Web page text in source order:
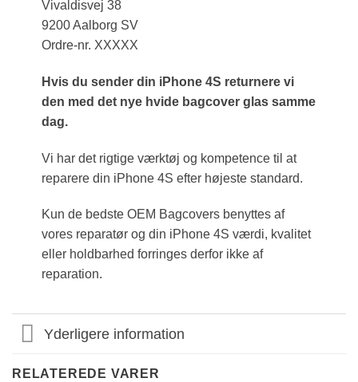
Vivaldisvej 38
9200 Aalborg SV
Ordre-nr. XXXXX
Hvis du sender din iPhone 4S returnere vi
den med det nye hvide bagcover glas samme
dag.
Vi har det rigtige værktøj og kompetence til at
reparere din iPhone 4S efter højeste standard.
Kun de bedste OEM Bagcovers benyttes af
vores reparatør og din iPhone 4S værdi, kvalitet
eller holdbarhed forringes derfor ikke af
reparation.
Yderligere information
RELATEREDE VARER